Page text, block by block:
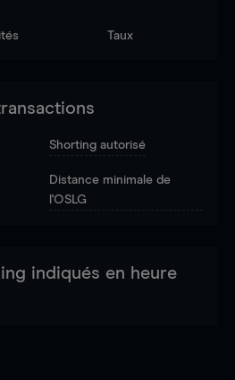
Taux
Shorting autorisé
Distance minimale de
l'OSLG
indiqués en heure